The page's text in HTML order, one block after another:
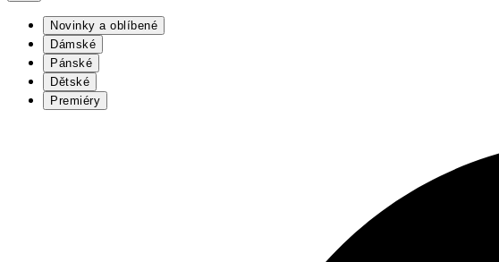
Novinky a oblíbené
Dámské
Pánské
Dětské
Premiéry